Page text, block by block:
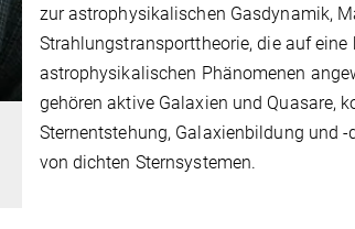
zur astrophysikalischen Gasdynamik,
Strahlungstransporttheorie, die auf eine
astrophysikalischen Phänomenen
gehören aktive Galaxien und Quasare,
Sternentstehung, Galaxienbildung und
von dichten Sternsystemen.